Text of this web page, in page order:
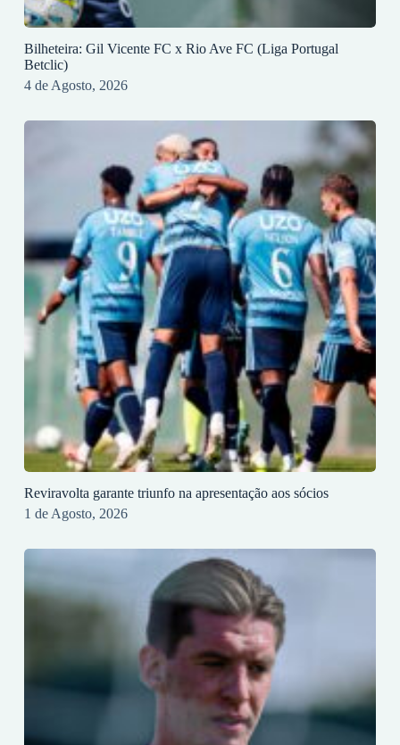
Bilheteira: Gil Vicente FC x Rio Ave FC (Liga Portugal
Betclic)
4 de Agosto, 2026
Reviravolta garante triunfo na apresentação aos sócios
1 de Agosto, 2026